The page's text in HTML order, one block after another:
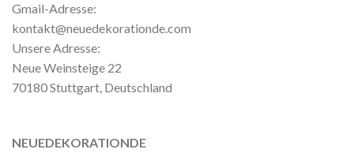
Gmail-Adresse:
kontakt@neuedekorationde.com
Unsere Adresse:
Neue Weinsteige 22
70180 Stuttgart, Deutschland
NEUEDEKORATIONDE